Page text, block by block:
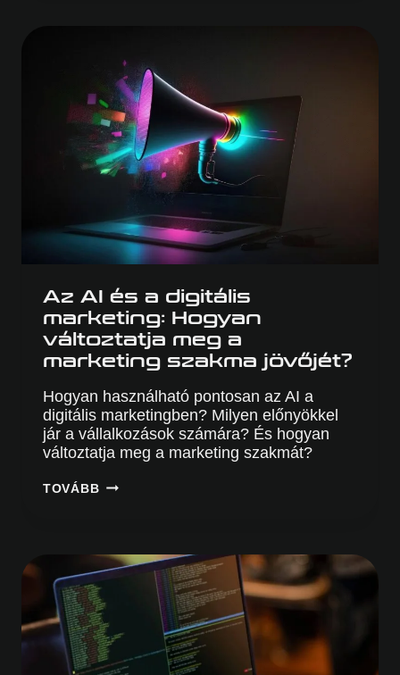
Az AI és a digitális
marketing: Hogyan
változtatja meg a
marketing szakma jövőjét?
Hogyan használható pontosan az AI a
digitális marketingben? Milyen előnyökkel
jár a vállalkozások számára? És hogyan
változtatja meg a marketing szakmát?
TOVÁBB AZ
MARKETING:
HOGYAN
VÁLTOZTATJA
MEG
A
MARKETING
SZAKMA
JÖVŐJÉT?